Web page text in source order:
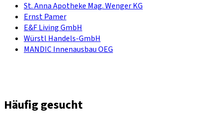
St. Anna Apotheke Mag. Wenger KG
Ernst Pamer
E&F Living GmbH
Würstl Handels-GmbH
MANDIC Innenausbau OEG
Häufig gesucht